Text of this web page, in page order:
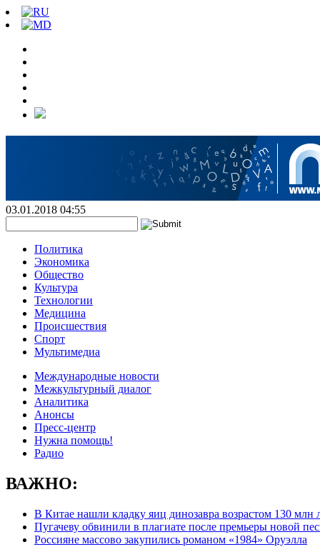
03.01.2018 04:55
Политика
Экономика
Общество
Культура
Технологии
Медицина
Происшествия
Спорт
Мультимедиа
Международные новости
Межкультурный диалог
Аналитика
Анонсы
Пресс-центр
Нужна помощь!
Радио
ВАЖНО:
В Китае нашли кладку яиц динозавра возрастом 130 млн
Пугачеву обвинили в плагиате после премьеры новой
Россияне массово закупились романом «1984» Оруэлла